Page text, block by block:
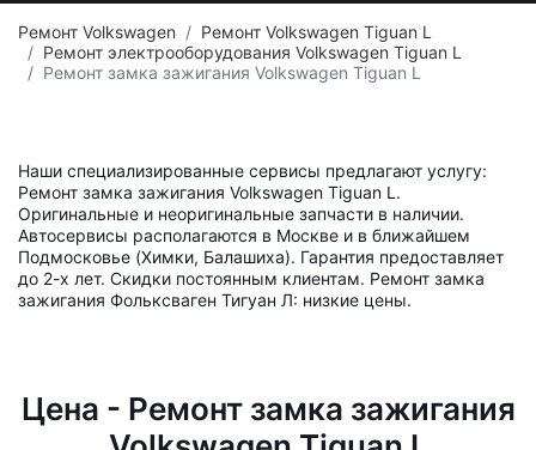
Ремонт Volkswagen
Ремонт Volkswagen Tiguan L
Ремонт электрооборудования Volkswagen Tiguan L
Ремонт замка зажигания Volkswagen Tiguan L
Наши специализированные сервисы предлагают услугу:
Ремонт замка зажигания Volkswagen Tiguan L.
Оригинальные и неоригинальные запчасти в наличии.
Автосервисы располагаются в Москве и в ближайшем
Подмосковье (Химки, Балашиха). Гарантия предоставляет
до 2-х лет. Скидки постоянным клиентам. Ремонт замка
зажигания Фольксваген Тигуан Л: низкие цены.
Цена - Ремонт замка зажигания